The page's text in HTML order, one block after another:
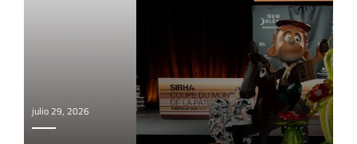
julio 29, 2026